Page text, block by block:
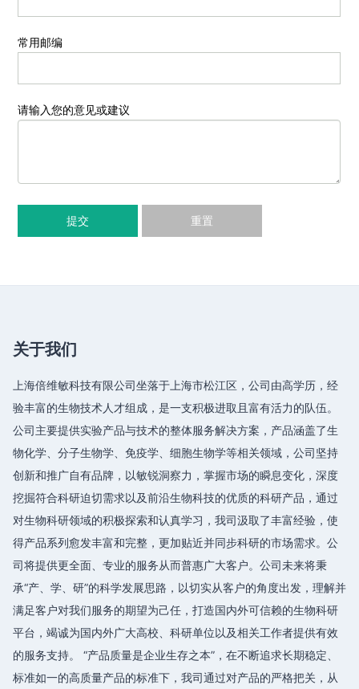
常用邮编
请输入您的意见或建议
提交 重置
关于我们
上海倍维敏科技有限公司坐落于上海市松江区，公司由高学历，经
验丰富的生物技术人才组成，是一支积极进取且富有活力的队伍。
公司主要提供实验产品与技术的整体服务解决方案，产品涵盖了生
物化学、分子生物学、免疫学、细胞生物学等相关领域，公司坚持
创新和推广自有品牌，以敏锐洞察力，掌握市场的瞬息变化，深度
挖掘符合科研迫切需求以及前沿生物科技的优质的科研产品，通过
对生物科研领域的积极探索和认真学习，我司汲取了丰富经验，使
得产品系列愈发丰富和完整，更加贴近并同步科研的市场需求。公
司将提供更全面、专业的服务从而普惠广大客户。公司未来将秉
承“产、学、研”的科学发展思路，以切实从客户的角度出发，理解并
满足客户对我们服务的期望为己任，打造国内外可信赖的生物科研
平台，竭诚为国内外广大高校、科研单位以及相关工作者提供有效
的服务支持。 “产品质量是企业生存之本”，在不断追求长期稳定、
标准如一的高质量产品的标准下，我司通过对产品的严格把关，从